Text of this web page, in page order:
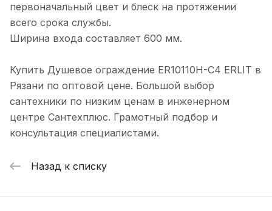
первоначальный цвет и блеск на протяжении
всего срока службы.
Ширина входа составляет 600 мм.
Купить Душевое ограждение ER10110H-C4 ERLIT в
Рязани по оптовой цене. Большой выбор
сантехники по низким ценам в инженерном
центре Сантехплюс. Грамотный подбор и
консультация специалистами.
Назад к списку